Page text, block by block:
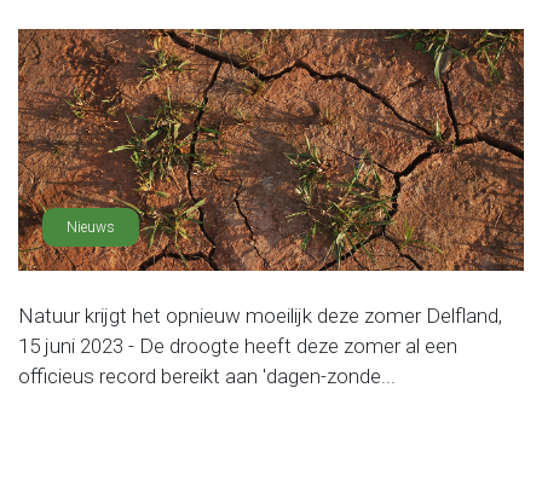
Nieuws
Natuur krijgt het opnieuw moeilijk deze zomer Delfland,
15 juni 2023 - De droogte heeft deze zomer al een
officieus record bereikt aan 'dagen-zonde...